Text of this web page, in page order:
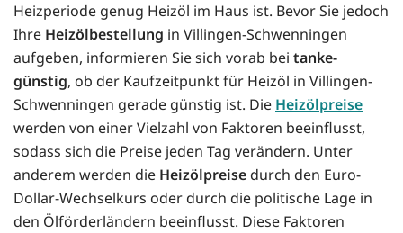
Heizperiode genug Heizöl im Haus ist. Bevor Sie jedoch
Ihre Heizölbestellung in Villingen-Schwenningen
aufgeben, informieren Sie sich vorab bei tanke-
günstig, ob der Kaufzeitpunkt für Heizöl in Villingen-
Schwenningen gerade günstig ist. Die Heizölpreise
werden von einer Vielzahl von Faktoren beeinflusst,
sodass sich die Preise jeden Tag verändern. Unter
anderem werden die Heizölpreise durch den Euro-
Dollar-Wechselkurs oder durch die politische Lage in
den Ölförderländern beeinflusst. Diese Faktoren